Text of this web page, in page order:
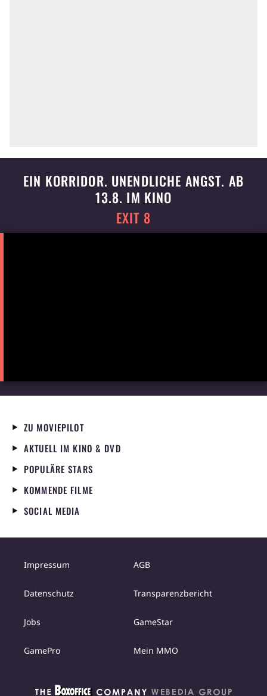
EIN KORRIDOR. UNENDLICHE ANGST. AB
13.8. IM KINO
EXIT 8
ZU MOVIEPILOT
AKTUELL IM KINO & DVD
POPULÄRE STARS
KOMMENDE FILME
SOCIAL MEDIA
Impressum AGB
Datenschutz Transparenzbericht
Jobs GameStar
GamePro Mein MMO